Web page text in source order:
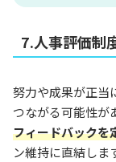
7.人事評価制
努力や成果が正当
つながる可能性が
フィードバックを
ン維持に直結しま